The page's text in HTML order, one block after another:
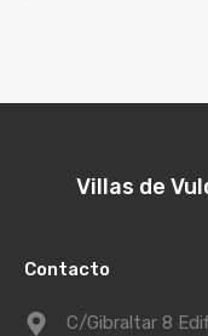
Villas de
Contacto
C/Gibraltar 8